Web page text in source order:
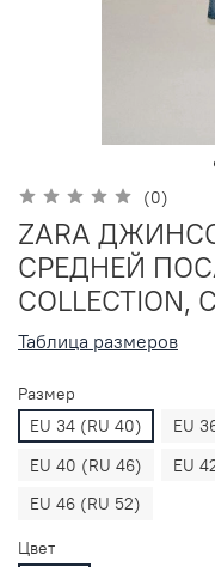
(0)
ZARA
СРЕДНЕЙ
Таблица размеров
Размер
EU 34 (RU 40)
EU
EU 40 (RU 46)
EU
EU 46 (RU 52)
Цвет